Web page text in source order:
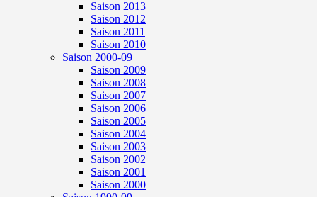
Saison 2013
Saison 2012
Saison 2011
Saison 2010
Saison 2000-09
Saison 2009
Saison 2008
Saison 2007
Saison 2006
Saison 2005
Saison 2004
Saison 2003
Saison 2002
Saison 2001
Saison 2000